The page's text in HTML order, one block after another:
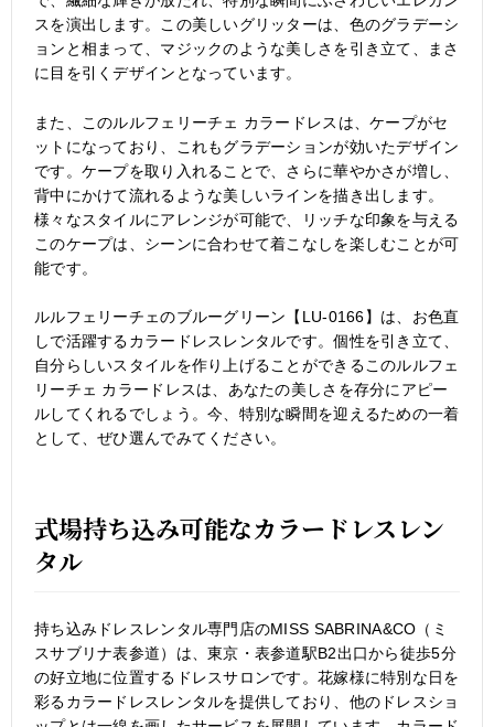
スを演出します。この美しいグリッターは、色のグラデーシ
ョンと相まって、マジックのような美しさを引き立て、まさ
に目を引くデザインとなっています。
また、このルルフェリーチェ カラードレスは、ケープがセ
ットになっており、これもグラデーションが効いたデザイン
です。ケープを取り入れることで、さらに華やかさが増し、
背中にかけて流れるような美しいラインを描き出します。
様々なスタイルにアレンジが可能で、リッチな印象を与える
このケープは、シーンに合わせて着こなしを楽しむことが可
能です。
ルルフェリーチェのブルーグリーン【LU-0166】は、お色直
しで活躍するカラードレスレンタルです。個性を引き立て、
自分らしいスタイルを作り上げることができるこのルルフェ
リーチェ カラードレスは、あなたの美しさを存分にアピー
ルしてくれるでしょう。今、特別な瞬間を迎えるための一着
として、ぜひ選んでみてください。
式場持ち込み可能なカラードレスレン
タル
持ち込みドレスレンタル専門店のMISS SABRINA&CO（ミ
スサブリナ表参道）は、東京・表参道駅B2出口から徒歩5分
の好立地に位置するドレスサロンです。花嫁様に特別な日を
彩るカラードレスレンタルを提供しており、他のドレスショ